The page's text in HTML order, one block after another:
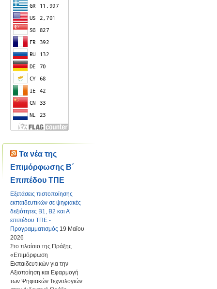
Τα νέα της
Επιμόρφωσης Β΄
Επιπέδου ΤΠΕ
Εξετάσεις πιστοποίησης
εκπαιδευτικών σε ψηφιακές
δεξιότητες Β1, Β2 και Α’
επιπέδου ΤΠΕ -
Προγραμματισμός 19 Μαΐου
2026
Στο πλαίσιο της Πράξης
«Επιμόρφωση
Εκπαιδευτικών για την
Αξιοποίηση και Εφαρμογή
των Ψηφιακών Τεχνολογιών